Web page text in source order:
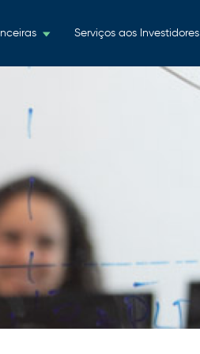
Serviços aos Investidores